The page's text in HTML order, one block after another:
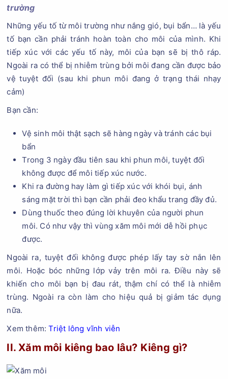
trường
Những yếu tố từ môi trường như nắng gió, bụi bẩn… là yếu
tố bạn cần phải tránh hoàn toàn cho môi của mình. Khi
tiếp xúc với các yếu tố này, môi của bạn sẽ bị thô ráp.
Ngoài ra có thể bị nhiễm trùng bởi môi đang cần được bảo
vệ tuyệt đối (sau khi phun môi đang ở trạng thái nhạy
cảm)
Bạn cần:
Vệ sinh môi thật sạch sẽ hàng ngày và tránh các bụi
bẩn
Trong 3 ngày đầu tiên sau khi phun môi, tuyệt đối
không được để môi tiếp xúc nước.
Khi ra đường hay làm gì tiếp xúc với khói bụi, ánh
sáng mặt trời thì bạn cần phải đeo khẩu trang đầy đủ.
Dùng thuốc theo đúng lời khuyên của người phun
môi. Có như vậy thì vùng xăm môi mới dễ hồi phục
được.
Ngoài ra, tuyệt đối không được phép lấy tay sờ nắn lên
môi. Hoặc bóc những lớp vảy trên môi ra. Điều này sẽ
khiến cho môi bạn bị đau rát, thậm chí có thể là nhiễm
trùng. Ngoài ra còn làm cho hiệu quả bị giảm tác dụng
nữa.
Xem thêm:Triệt lông vĩnh viễn
II. Xăm môi kiêng bao lâu? Kiêng gì?